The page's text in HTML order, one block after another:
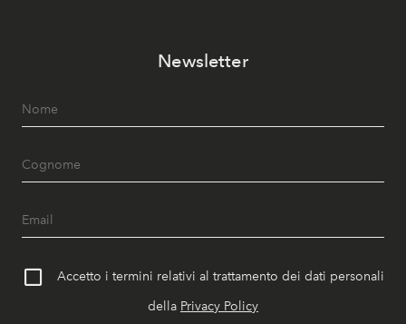
Newsletter
Accetto i termini relativi al trattamento dei dati personali
della Privacy Policy